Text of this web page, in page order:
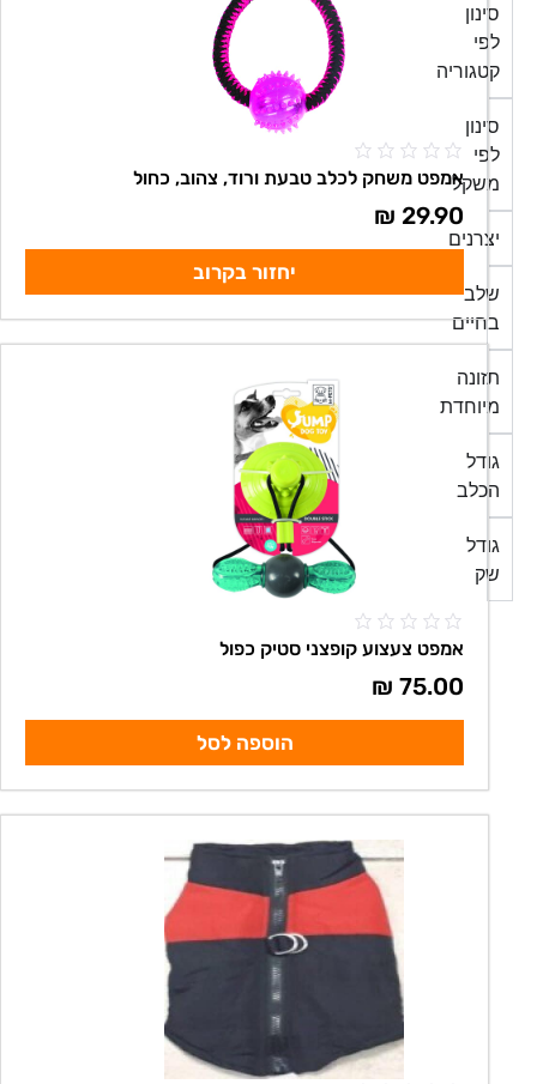
סינון
לפי
קטגוריה
סינון
לפי
משקל
יצרנים
שלב
בחיים
תזונה
מיוחדת
גודל
הכלב
גודל
שק
אמפט משחק לכלב טבעת ורוד, צהוב, כחול
29.90
₪
יחזור בקרוב
אמפט צעצוע קופצני סטיק כפול
75.00
₪
הוספה לסל